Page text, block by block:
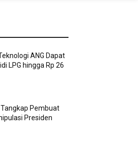
ANG Dapat
LPG hingga Rp 26
Pembuat
Presiden